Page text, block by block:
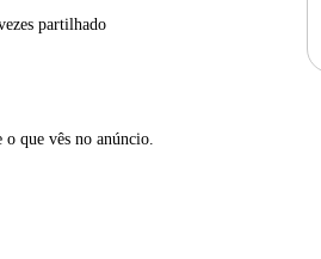
partilhado
o que vês no anúncio.